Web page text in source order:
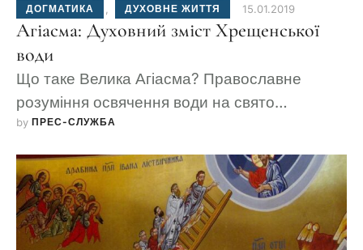
ДОГМАТИКА ДУХОВНЕ ЖИТТЯ 15.01.2019
Агіасма: Духовний зміст Хрещенської
води
Що таке Велика Агіасма? Православне
розуміння освячення води на свято
Богоявлення.
by ПРЕС-СЛУЖБА